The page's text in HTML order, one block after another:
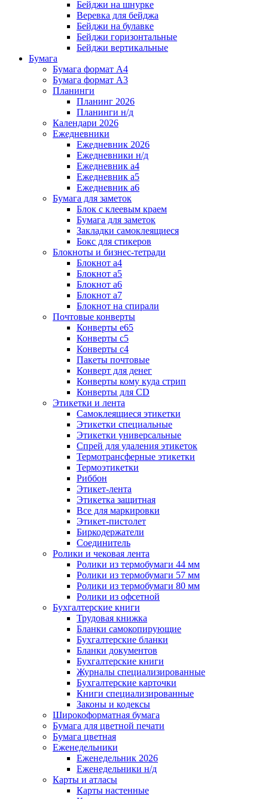
Бейджи на шнурке
Веревка для бейджа
Бейджи на булавке
Бейджи горизонтальные
Бейджи вертикальные
Бумага
Бумага формат А4
Бумага формат А3
Планинги
Планинг 2026
Планинги н/д
Календари 2026
Ежедневники
Ежедневник 2026
Ежедневники н/д
Ежедневник а4
Ежедневник а5
Ежедневник а6
Бумага для заметок
Блок с клеевым краем
Бумага для заметок
Закладки самоклеящиеся
Бокс для стикеров
Блокноты и бизнес-тетради
Блокнот а4
Блокнот а5
Блокнот а6
Блокнот а7
Блокнот на спирали
Почтовые конверты
Конверты е65
Конверты с5
Конверты с4
Пакеты почтовые
Конверт для денег
Конверты кому куда стрип
Конверты для CD
Этикетки и лента
Самоклеящиеся этикетки
Этикетки специальные
Этикетки универсальные
Спрей для удаления этикеток
Термотрансферные этикетки
Термоэтикетки
Риббон
Этикет-лента
Этикетка защитная
Все для маркировки
Этикет-пистолет
Биркодержатели
Соединитель
Ролики и чековая лента
Ролики из термобумаги 44 мм
Ролики из термобумаги 57 мм
Ролики из термобумаги 80 мм
Ролики из офсетной
Бухгалтерские книги
Трудовая книжка
Бланки самокопирующие
Бухгалтерские бланки
Бланки документов
Бухгалтерские книги
Журналы специализированные
Бухгалтерские карточки
Книги специализированные
Законы и кодексы
Широкоформатная бумага
Бумага для цветной печати
Бумага цветная
Еженедельники
Еженедельник 2026
Еженедельники н/д
Карты и атласы
Карты настенные